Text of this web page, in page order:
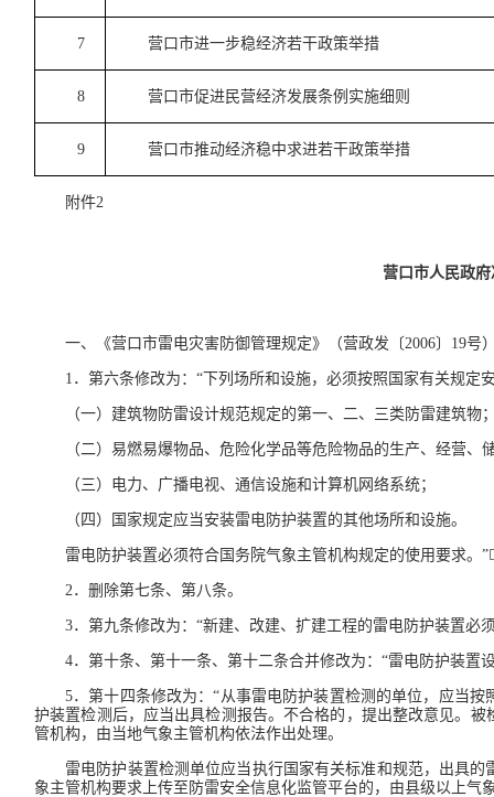
7 营口市进一步稳经济若干政策举措
8 营口市促进民营经济发展条例实施细则
9 营口市推动经济稳中求进若干政策举措
附件2
营口市人民政
一、《营口市雷电灾害防御管理规定》（营政发〔2006〕19号
1．第六条修改为：“下列场所和设施，必须按照国家有关规定
（一）建筑物防雷设计规范规定的第一、二、三类防雷建筑物
（二）易燃易爆物品、危险化学品等危险物品的生产、经营、
（三）电力、广播电视、通信设施和计算机网络系统；
（四）国家规定应当安装雷电防护装置的其他场所和设施。
雷电防护装置必须符合国务院气象主管机构规定的使用要求。
2．删除第七条、第八条。
3．第九条修改为：“新建、改建、扩建工程的雷电防护装置必
4．第十条、第十一条、第十二条合并修改为：“雷电防护装置
5．第十四条修改为：“从事雷电防护装置检测的单位，应当
护装置检测后，应当出具检测报告。不合格的，提出整改意见。
管机构，由当地气象主管机构依法作出处理。
雷电防护装置检测单位应当执行国家有关标准和规范，出具
象主管机构要求上传至防雷安全信息化监管平台的，由县级以上气